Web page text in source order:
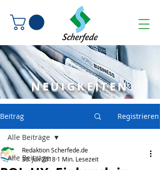
NEUIGKEITEN
Beitrag Registrieren
Alle Beiträge
Alle Beiträge
Redaktion Scherfede.de
30. Juli 2018 1 Min. Lesezeit